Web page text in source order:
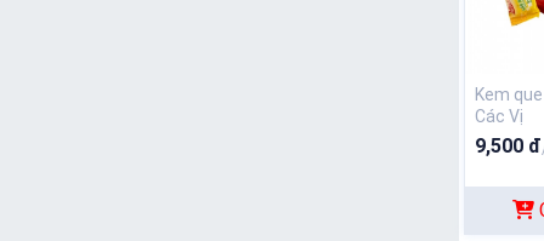
Kem
Các Vị
9,500 đ